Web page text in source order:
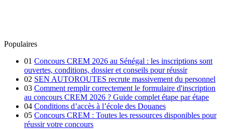
Populaires
01 Concours CREM 2026 au Sénégal : les inscriptions sont
ouvertes, conditions, dossier et conseils pour réussir
02 SEN AUTOROUTES recrute massivement du personnel
03 Comment remplir correctement le formulaire d'inscription
au concours CREM 2026 ? Guide complet étape par étape
04 Conditions d’accès à l’école des Douanes
05 Concours CREM : Toutes les ressources disponibles pour
réussir votre concours